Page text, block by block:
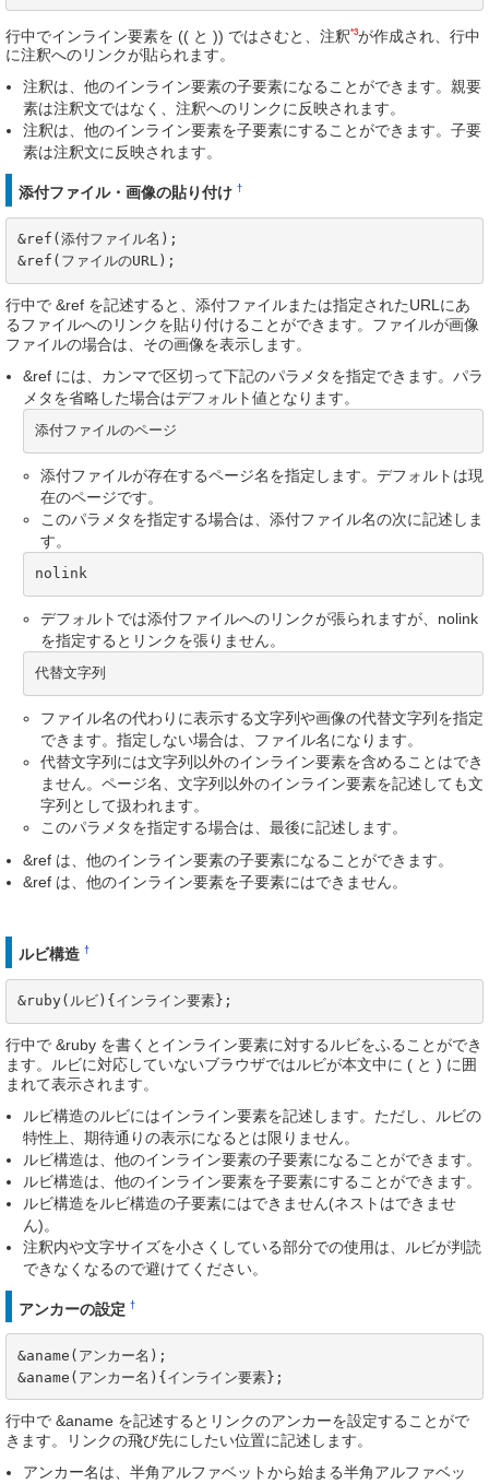
行中でインライン要素を (( と )) ではさむと、注釈*3が作成され、行中
に注釈へのリンクが貼られます。
注釈は、他のインライン要素の子要素になることができます。親要
素は注釈文ではなく、注釈へのリンクに反映されます。
注釈は、他のインライン要素を子要素にすることができます。子要
素は注釈文に反映されます。
添付ファイル・画像の貼り付け †
&ref(添付ファイル名);
&ref(ファイルのURL);
行中で &ref を記述すると、添付ファイルまたは指定されたURLにあ
るファイルへのリンクを貼り付けることができます。ファイルが画像
ファイルの場合は、その画像を表示します。
&ref には、カンマで区切って下記のパラメタを指定できます。パラ
メタを省略した場合はデフォルト値となります。
添付ファイルのページ
添付ファイルが存在するページ名を指定します。デフォルトは現
在のページです。
このパラメタを指定する場合は、添付ファイル名の次に記述しま
す。
nolink
デフォルトでは添付ファイルへのリンクが張られますが、nolink
を指定するとリンクを張りません。
代替文字列
ファイル名の代わりに表示する文字列や画像の代替文字列を指定
できます。指定しない場合は、ファイル名になります。
代替文字列には文字列以外のインライン要素を含めることはでき
ません。ページ名、文字列以外のインライン要素を記述しても文
字列として扱われます。
このパラメタを指定する場合は、最後に記述します。
&ref は、他のインライン要素の子要素になることができます。
&ref は、他のインライン要素を子要素にはできません。
ルビ構造 †
&ruby(ルビ){インライン要素};
行中で &ruby を書くとインライン要素に対するルビをふることができ
ます。ルビに対応していないブラウザではルビが本文中に ( と ) に囲
まれて表示されます。
ルビ構造のルビにはインライン要素を記述します。ただし、ルビの
特性上、期待通りの表示になるとは限りません。
ルビ構造は、他のインライン要素の子要素になることができます。
ルビ構造は、他のインライン要素を子要素にすることができます。
ルビ構造をルビ構造の子要素にはできません(ネストはできませ
ん)。
注釈内や文字サイズを小さくしている部分での使用は、ルビが判読
できなくなるので避けてください。
アンカーの設定 †
&aname(アンカー名);
&aname(アンカー名){インライン要素};
行中で &aname を記述するとリンクのアンカーを設定することがで
きます。リンクの飛び先にしたい位置に記述します。
アンカー名は、半角アルファベットから始まる半角アルファベッ